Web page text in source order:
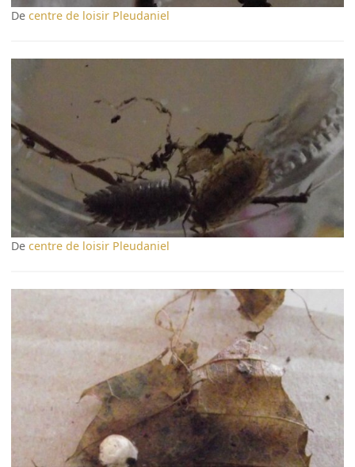
Decentre de loisir Pleudaniel
Decentre de loisir Pleudaniel